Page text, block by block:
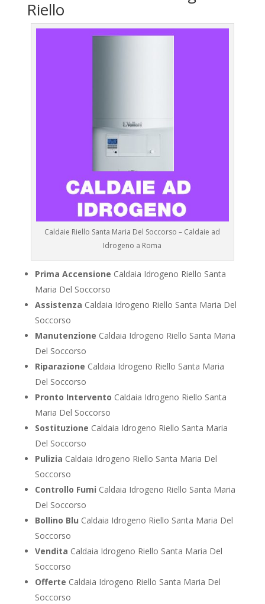
Riello
Caldaie Riello Santa Maria Del Soccorso – Caldaie ad
Idrogeno a Roma
Prima Accensione Caldaia Idrogeno Riello Santa
Maria Del Soccorso
Assistenza Caldaia Idrogeno Riello Santa Maria Del
Soccorso
Manutenzione Caldaia Idrogeno Riello Santa Maria
Del Soccorso
Riparazione Caldaia Idrogeno Riello Santa Maria
Del Soccorso
Pronto Intervento Caldaia Idrogeno Riello Santa
Maria Del Soccorso
Sostituzione Caldaia Idrogeno Riello Santa Maria
Del Soccorso
Pulizia Caldaia Idrogeno Riello Santa Maria Del
Soccorso
Controllo Fumi Caldaia Idrogeno Riello Santa Maria
Del Soccorso
Bollino Blu Caldaia Idrogeno Riello Santa Maria Del
Soccorso
Vendita Caldaia Idrogeno Riello Santa Maria Del
Soccorso
Offerte Caldaia Idrogeno Riello Santa Maria Del
Soccorso